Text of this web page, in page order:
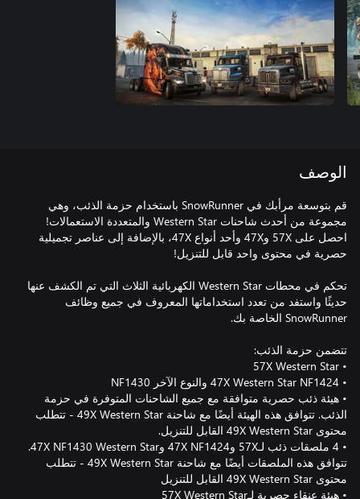
الوصف
قم بتوسعة مرأبك في SnowRunner باستخدام حزمة الذئب، وهي
مجموعة من أحدث شاحنات Western Star والمتعددة الاستعمالات!
احصل على 57X و47X وأحد أنواع 47X، بالإضافة إلى عناصر تجميلية
تحكم في محطات Western Star الكهربائية الثلاث التي تم الكشف عنها
حديثًا واستفد من تعدد استخداماتها المعروف في جميع وظائف
• هيئة ذئب حصرية متوافقة مع جميع الشاحنات المتوفرة في حزمة
الذئب. تتوافق هذه الهيئة أيضًا مع شاحنة 49X Western Star - تتطلب
• 4 ملصقات ذئب لـ57X و47X NF1424 و47X NF1430 Western Star.
تتوافق هذه الملصقات أيضًا مع شاحنة 49X Western Star - تتطلب